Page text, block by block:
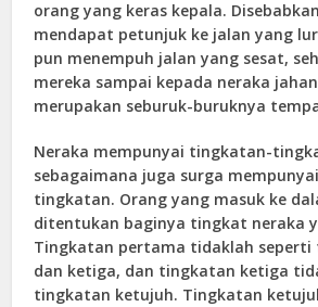
orang yang keras kepala.
mendapat petunjuk ke jalan yang
pun menempuh jalan yang sesat,
mereka sampai kepada neraka
merupakan seburuk-buruknya
Neraka mempunyai tingkatan-
sebagaimana juga surga
tingkatan. Orang yang masuk ke
ditentukan baginya tingkat neraka
Tingkatan pertama tidaklah seperti
dan ketiga, dan tingkatan ketiga
tingkatan ketujuh. Tingkatan